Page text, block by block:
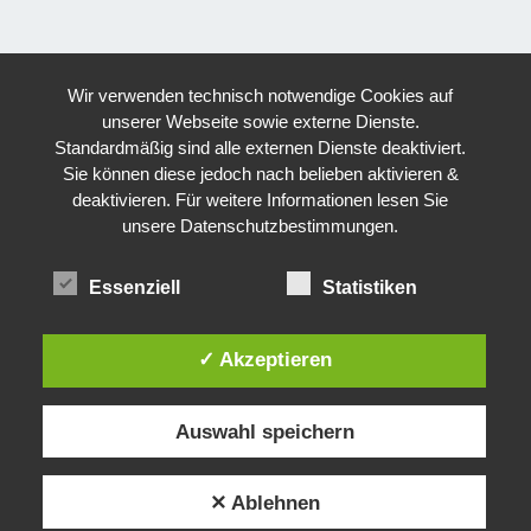
Wir verwenden technisch notwendige Cookies auf
unserer Webseite sowie externe Dienste.
Standardmäßig sind alle externen Dienste deaktiviert.
Sie können diese jedoch nach belieben aktivieren &
deaktivieren. Für weitere Informationen lesen Sie
unsere Datenschutzbestimmungen.
Essenziell Statistiken
✓ Akzeptieren
Auswahl speichern
✕ Ablehnen